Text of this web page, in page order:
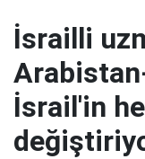
İsrailli
İsrail'in